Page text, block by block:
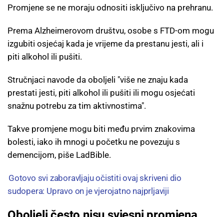
Promjene se ne moraju odnositi isključivo na prehranu.
Prema Alzheimerovom društvu, osobe s FTD-om mogu
izgubiti osjećaj kada je vrijeme da prestanu jesti, ali i
piti alkohol ili pušiti.
Stručnjaci navode da oboljeli "više ne znaju kada
prestati jesti, piti alkohol ili pušiti ili mogu osjećati
snažnu potrebu za tim aktivnostima".
Takve promjene mogu biti među prvim znakovima
bolesti, iako ih mnogi u početku ne povezuju s
demencijom, piše LadBible.
Gotovo svi zaboravljaju očistiti ovaj skriveni dio
sudopera: Upravo on je vjerojatno najprljaviji